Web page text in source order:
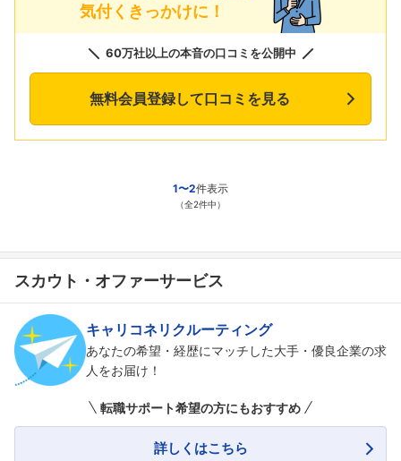
気付くきっかけに！
60万社以上の本音の口コミを公開中
無料会員登録して口コミを見る
1〜2件表示
（全2件中）
スカウト・オファーサービス
キャリコネリクルーティング
あなたの希望・経歴にマッチした大手・優良企業の求
人をお届け！
転職サポート希望の方にもおすすめ
詳しくはこちら